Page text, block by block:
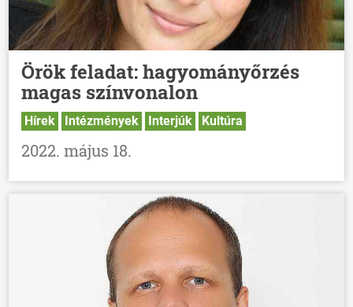
Örök feladat: hagyományőrzés
magas színvonalon
Hírek Intézmények Interjúk Kultúra
2022. május 18.